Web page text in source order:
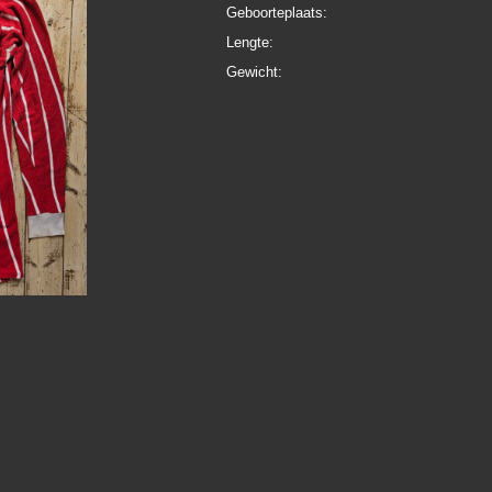
Geboorteplaats:
Lengte:
Gewicht: